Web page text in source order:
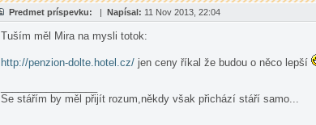
Predmet príspevku: | Napísal: 11 Nov 2013, 22:04
Tuším měl Mira na mysli totok:
http://penzion-dolte.hotel.cz/ jen ceny říkal že budou o něco lepší
Se stářím by měl přijít rozum,někdy však přichází stáří samo...